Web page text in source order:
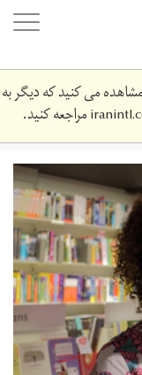
می کنید که دیگر به
مراجعه کنید.